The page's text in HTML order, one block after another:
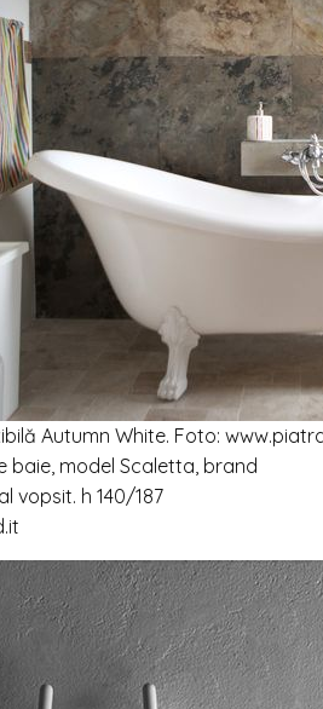
Autumn White. Foto:
baie, model Scaletta, brand
vopsit. h 140/187